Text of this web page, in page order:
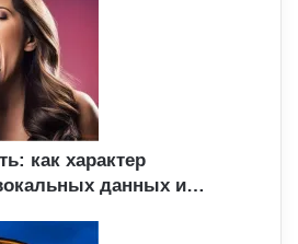
как характер
данных и…